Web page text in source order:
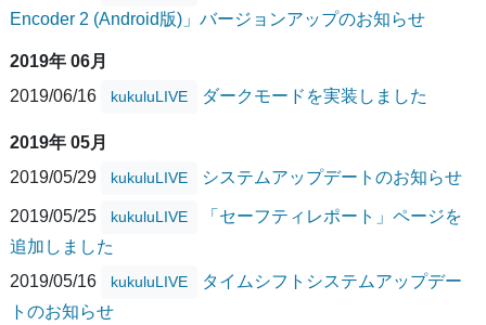
Encoder 2 (Android版)」バージョンアップのお知らせ
2019年 06月
2019/06/16
kukuluLIVE ダークモードを実装しました
2019年 05月
2019/05/29
kukuluLIVE システムアップデートのお知らせ
2019/05/25 kukuluLIVE
「セーフティレポート」ページを
追加しました
2019/05/16
kukuluLIVE
タイムシフトシステムアップデー
トのお知らせ